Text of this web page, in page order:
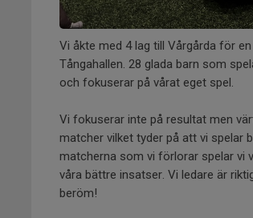
Vi åkte med 4 lag till Vårgårda för
Tångahallen. 28 glada barn som
och fokuserar på vårat eget spel.
Vi fokuserar inte på resultat men
matcher vilket tyder på att vi spelar
matcherna som vi förlorar spelar vi
våra bättre insatser. Vi ledare är
beröm!